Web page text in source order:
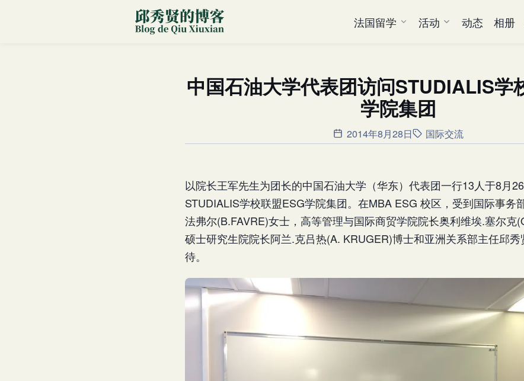
法国留学 活动 动态 相册
中国石油大学代表团访问STUDIALIS学
学院集团
2014年8月28日 国际交流
以院长王军先生为团长的中国石油大学（华东）代表团一行13人于8月
STUDIALIS学校联盟ESG学院集团。在MBA ESG 校区，受到国际事务
法弗尔(B.FAVRE)女士，高等管理与国际商贸学院院长奥利维埃.塞尔克
硕士研究生院院长阿兰.克吕热(A. KRUGER)博士和亚洲关系部主任邱
待。